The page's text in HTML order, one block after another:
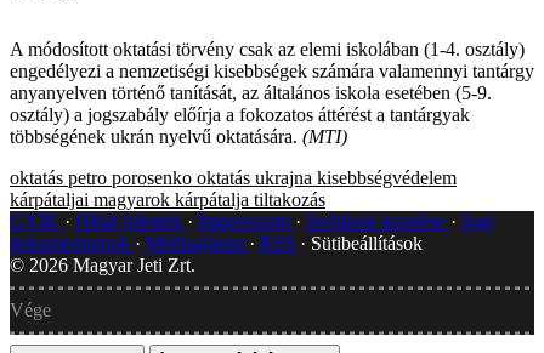
A módosított oktatási törvény csak az elemi iskolában (1-4. osztály)
engedélyezi a nemzetiségi kisebbségek számára valamennyi tantárgy
anyanyelven történő tanítását, az általános iskola esetében (5-9.
osztály) a jogszabály előírja a fokozatos áttérést a tantárgyak
többségének ukrán nyelvű oktatására. (MTI)
oktatás petro porosenko oktatás ukrajna kisebbségvédelem
kárpátaljai magyarok kárpátalja tiltakozás
GYIK
Hibát jelentek Impresszum Javítások kezelése
Jogi
dokumentumok
Médiaajánlat RSS
Sütibeállítások
© 2026 Magyar Jeti Zrt.
Vége